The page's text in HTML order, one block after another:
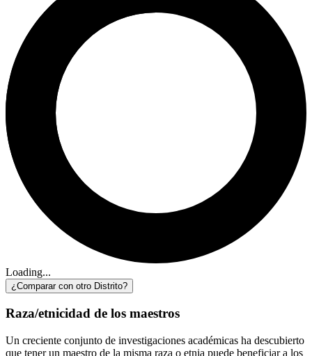
Loading...
¿Comparar con otro Distrito?
Raza/etnicidad de los maestros
Un creciente conjunto de investigaciones académicas ha descubierto
que tener un maestro de la misma raza o etnia puede beneficiar a los